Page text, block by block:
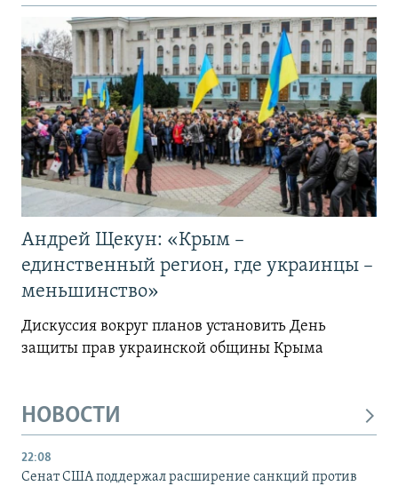
Андрей Щекун: «Крым –
единственный регион, где украинцы –
меньшинство»
Дискуссия вокруг планов установить День
защиты прав украинской общины Крыма
НОВОСТИ
22:08
Сенат США поддержал расширение санкций против